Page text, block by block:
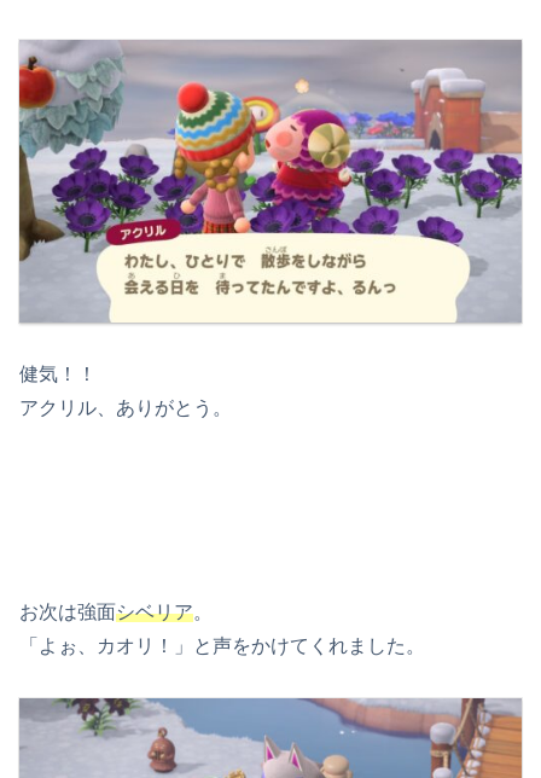
健気！！
アクリル、ありがとう。
お次は強面シベリア。
「よぉ、カオリ！」と声をかけてくれました。